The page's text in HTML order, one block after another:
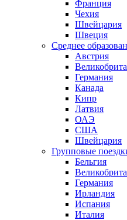
Франция
Чехия
Швейцария
Швеция
Среднее
Австрия
Германия
Канада
Кипр
Латвия
ОАЭ
США
Швейцария
Групповые
Бельгия
Германия
Ирландия
Испания
Италия